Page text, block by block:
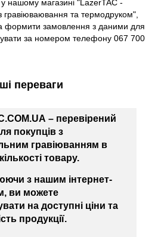
нашому магазині "LazerTAC -
гравіюваювання та термодруком",
формити замовлення з даними для
за номером телефону 067 700
переваги
– перевірений
покупців з
гравіюванням в
товару.
з нашим інтернет-
ви можете
на доступні ціни та
продукції.